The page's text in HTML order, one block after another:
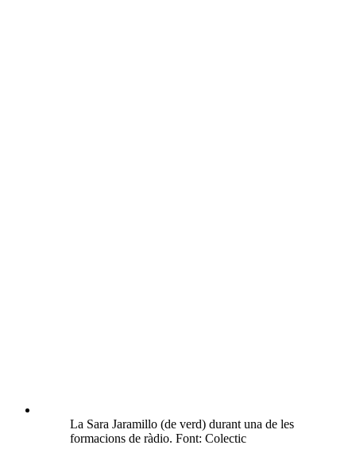
La Sara Jaramillo (de verd) durant una de les
formacions de ràdio. Font: Colectic